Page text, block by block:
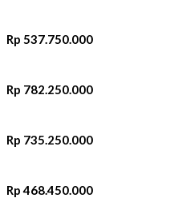
Rp 537.750.000
Rp 782.250.000
Rp 735.250.000
Rp 468.450.000